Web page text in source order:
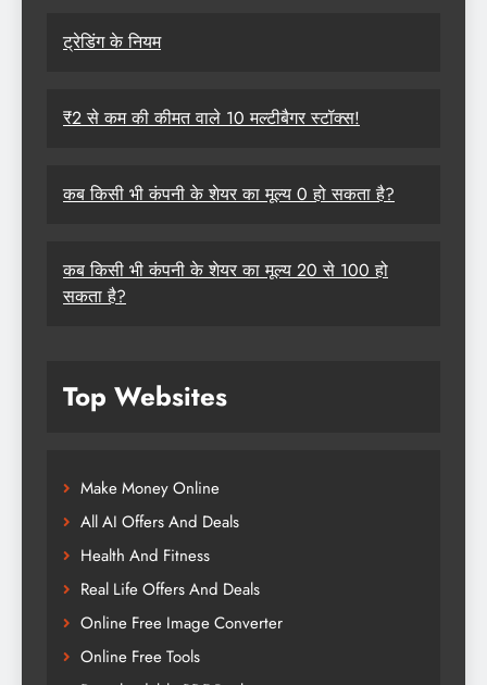
ट्रेडिंग के नियम
₹2 से कम की कीमत वाले 10 मल्टीबैगर स्टॉक्स!
कब किसी भी कंपनी के शेयर का मूल्य 0 हो सकता है?
कब किसी भी कंपनी के शेयर का मूल्य 20 से 100 हो
सकता है?
Top Websites
Make Money Online
All AI Offers And Deals
Health And Fitness
Real Life Offers And Deals
Online Free Image Converter
Online Free Tools